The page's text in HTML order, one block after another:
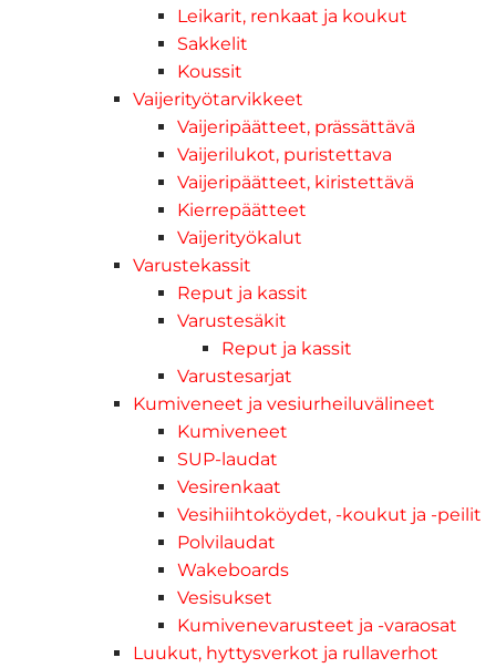
Leikarit, renkaat ja koukut
Sakkelit
Koussit
Vaijerityötarvikkeet
Vaijeripäätteet, prässättävä
Vaijerilukot, puristettava
Vaijeripäätteet, kiristettävä
Kierrepäätteet
Vaijerityökalut
Varustekassit
Reput ja kassit
Varustesäkit
Reput ja kassit
Varustesarjat
Kumiveneet ja vesiurheiluvälineet
Kumiveneet
SUP-laudat
Vesirenkaat
Vesihiihtoköydet, -koukut ja -peilit
Polvilaudat
Wakeboards
Vesisukset
Kumivenevarusteet ja -varaosat
Luukut, hyttysverkot ja rullaverhot